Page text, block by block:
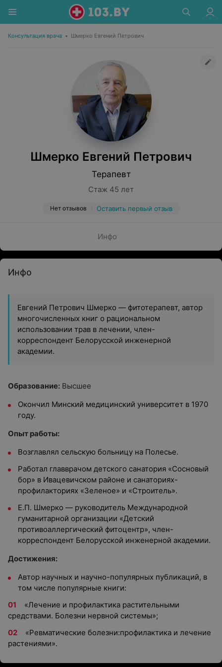
Консультация врача • Шмерко Евгений Петрович
Шмерко Евгений Петрович
Терапевт
Стаж 45 лет
Нет отзывов Оставить первый отзыв
Инфо
Инфо
Евгений Петрович Шмерко — фитотерапевт, автор
многочисленных книг о рациональном
использовании трав в лечении, член-
корреспондент Белорусской инженерной
академии.
Образование: Высшее
Окончил Минский медицинский университет в 1970
году.
Опыт работы:
Возглавлял сельскую больницу на Полесье.
Работал главврачом детского санатория «Сосновый
бор» в Ивацевичском районе и санаториях-
профилакториях «Зеленое» и «Строитель».
Е.П. Шмерко — руководитель Международной
гуманитарной организации «Детский
противоаллергический фитоцентр», член-
корреспондент Белорусской инженерной академии.
Достижения:
Автор научных и научно-популярных публикаций, в
том числе популярные книги:
«Лечение и профилактика растительными
средствами. Болезни нервной системы»;
«Ревматические болезни:профилактика и лечение
растениями».